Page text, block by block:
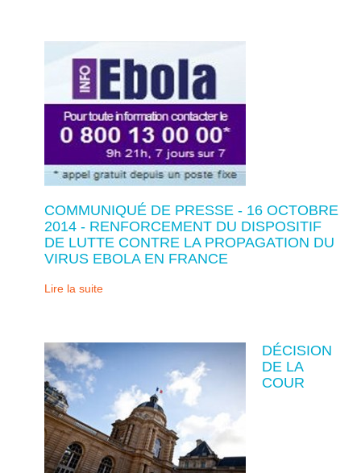
COMMUNIQUÉ DE PRESSE - 16 OCTOBRE
2014 - RENFORCEMENT DU DISPOSITIF
DE LUTTE CONTRE LA PROPAGATION DU
VIRUS EBOLA EN FRANCE
Lire la suite
DÉCISION
DE LA
COUR